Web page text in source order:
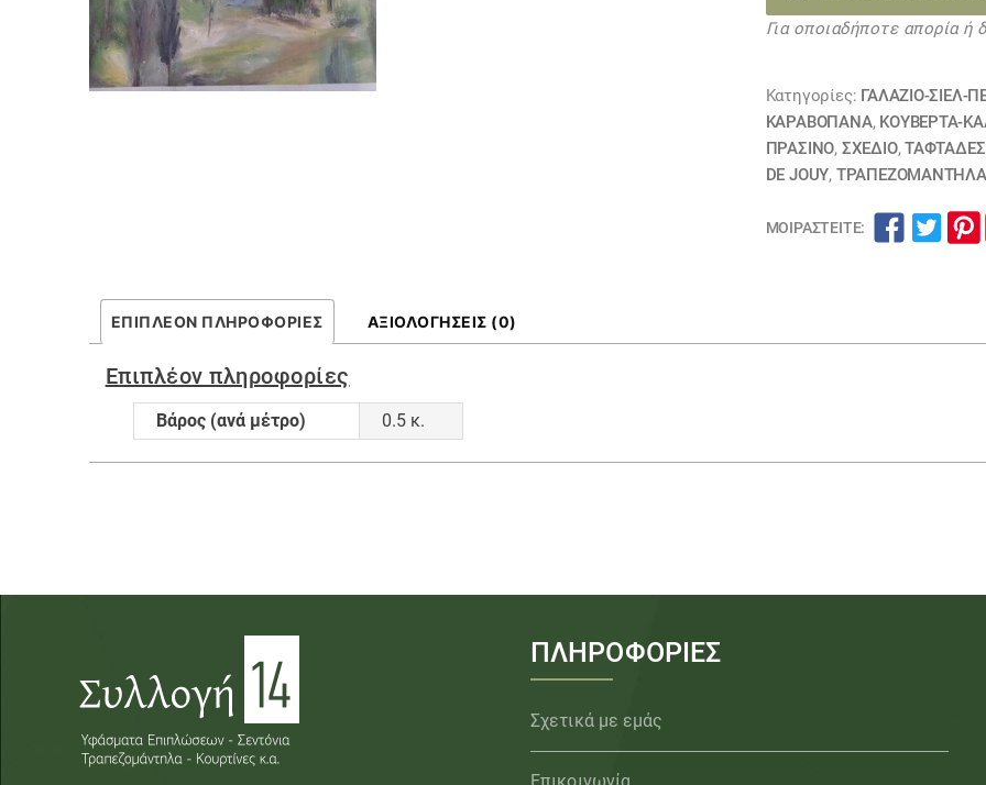
Για οποιαδήποτε απορία ή
Κατηγορίες: ΓΑΛΑΖΙΟ-ΣΙΕΛ-
ΚΑΡΑΒΌΠΑΝΑ, ΚΟΥΒΈΡΤΑ-
ΠΡΑΣΙΝΟ, ΣΧΕΔΙΟ,
DE JOUY, ΤΡΑΠΕΖΟΜΆΝΤΗΛΑ
ΜΟΙΡΑΣΤΕΊΤΕ:
ΕΠΙΠΛΈΟΝ ΠΛΗΡΟΦΟΡΊΕΣ ΑΞΙΟΛΟΓΉΣΕΙΣ (0)
Επιπλέον πληροφορίες
Βάρος (ανά μέτρο) 0.5 κ.
ΠΛΗΡΟΦΟΡΙΕΣ
Σχετικά με εμάς